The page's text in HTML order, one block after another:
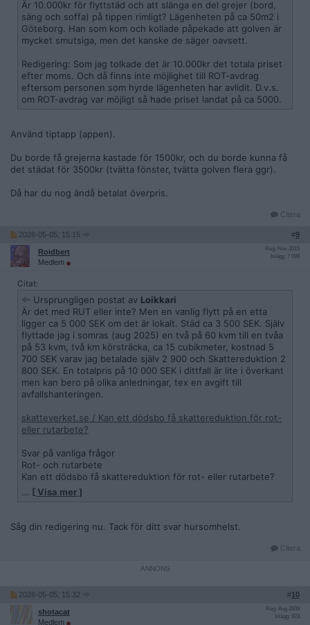
Är 10.000kr för flyttstäd och att slänga en del grejer (bord,
säng och soffa) på tippen rimligt? Lägenheten på ca 50m2 i
Göteborg. Han som kom och kollade påpekade att golven är
mycket smutsiga, men det kanske de säger oavsett.
Redigering: Som jag tolkade det är 10.000kr det totala priset
efter moms. Och då finns inte möjlighet till ROT-avdrag
eftersom personen som hyrde lägenheten har avlidit. D.v.s.
om ROT-avdrag var möjligt så hade priset landat på ca 5000.
Använd tiptapp (appen).
Du borde få grejerna kastade för 1500kr, och du borde kunna få
det städat för 3500kr (tvätta fönster, tvätta golven flera ggr).
Då har du nog ändå betalat överpris.
Citera
2026-05-05, 15:15 #9
Roidbert
Medlem
Reg: Nov 2015
Inlägg: 7 098
Citat:
Ursprungligen postat av Loikkari
Är det med RUT eller inte? Men en vanlig flytt på en etta
ligger ca 5 000 SEK om det är lokalt. Städ ca 3 500 SEK. Själv
flyttade jag i somras (aug 2025) en två på 60 kvm till en tvåa
på 53 kvm, två km körsträcka, ca 15 cubikmeter, kostnad 5
700 SEK varav jag betalade själv 2 900 och Skattereduktion 2
800 SEK. En totalpris på 10 000 SEK i dittfall är lite i överkant
men kan bero på olika anledningar, tex en avgift till
avfallshanteringen.
skatteverket.se / Kan ett dödsbo få skattereduktion för rot-
eller rutarbete?
Svar på vanliga frågor
Rot- och rutarbete
Kan ett dödsbo få skattereduktion för rot- eller rutarbete?
Dödsboet kan bara få skattereduktion för rot- eller rutarbete
efterlevande barn kan få skattereduktion för arbete som har
utförts i förälders bostad efter dödsfallet.
… [ Visa mer ]
Såg din redigering nu. Tack för ditt svar hursomhelst.
Citera
2026-05-05, 15:32 #10
shotacat
Medlem
Reg: Aug 2009
Inlägg: 923